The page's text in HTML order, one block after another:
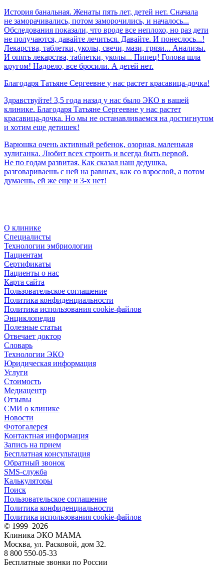
История банальная. Женаты пять лет, детей нет. Сначала
не заморачивались, потом заморочились, и началось...
Обследования показали, что вроде все неплохо, но раз дети
не получаются, давайте лечиться. Давайте. И понеслось...!
Лекарства, таблетки, уколы, свечи, мази, грязи... Анализы.
И опять лекарства, таблетки, уколы... Пипец! Голова шла
кругом! Надоело, все бросили. А детей нет.
Благодаря Татьяне Сергеевне у нас растет красавица-дочка!
Здравствуйте! 3,5 года назад у нас было ЭКО в вашей
клинике. Благодаря Татьяне Сергеевне у нас растет
красавица-дочка. Но мы не останавливаемся на достигнутом
и хотим еще детишек!
Варюшка очень активный ребенок, озорная, маленькая
хулиганка. Любит всех строить и всегда быть первой.
Не по годам развитая. Как сказал наш дедушка,
разговариваешь с ней на равных, как со взрослой, а потом
думаешь, ей же еще и 3-х нет!
О клинике
Специалисты
Технологии эмбриологии
Пациентам
Сертификаты
Пациенты о нас
Карта сайта
Пользовательское соглашение
Политика конфиденциальности
Политика использования cookie-файлов
Энциклопедия
Полезные статьи
Отвечает доктор
Словарь
Технологии ЭКО
Юридическая информация
Услуги
Стоимость
Медиацентр
Отзывы
СМИ о клинике
Новости
Фотогалерея
Контактная информация
Запись на прием
Бесплатная консультация
Обратный звонок
SMS-служба
Калькуляторы
Поиск
Пользовательское соглашение
Политика конфиденциальности
Политика использования cookie-файлов
© 1999–2026
Клиника ЭКО МАМА
Москва, ул. Расковой, дом 32.
8 800 550-05-33
Бесплатные звонки по России